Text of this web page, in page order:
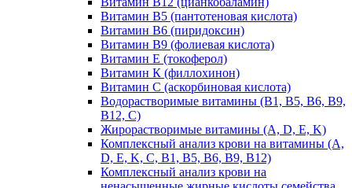
Витамин В5 (пантотеновая кислота)
Витамин В6 (пиридоксин)
Витамин В9 (фолиевая кислота)
Витамин Е (токоферол)
Витамин К (филлохинон)
Витамин С (аскорбиновая кислота)
Водорастворимые витамины (B1, B5, B6, В9,
В12, С)
Жирорастворимые витамины (A, D, E, K)
Комплексный анализ крови на витамины (A,
D, E, K, C, B1, B5, B6, В9, B12)
Комплексный анализ крови на